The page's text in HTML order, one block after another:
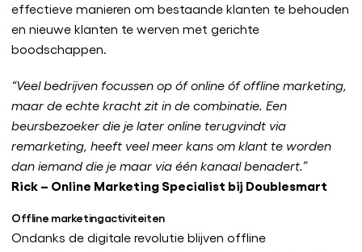
effectieve manieren om bestaande klanten te behouden
en nieuwe klanten te werven met gerichte
boodschappen.
“Veel bedrijven focussen op óf online óf offline marketing,
maar de echte kracht zit in de combinatie. Een
beursbezoeker die je later online terugvindt via
remarketing, heeft veel meer kans om klant te worden
dan iemand die je maar via één kanaal benadert.”
Rick – Online Marketing Specialist bij Doublesmart
Offline marketingactiviteiten
Ondanks de digitale revolutie blijven offline